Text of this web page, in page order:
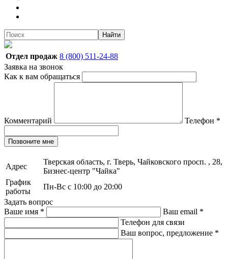
Найти
Отдел продаж 8 (800) 511-24-88
Заявка на звонок
Как к вам обращаться
Комментарий Телефон *
Позвоните мне
Адрес
Тверская область, г. Тверь, Чайковского просп. , 28,
Бизнес-центр "Чайка"
График
работы
Пн-Вс с 10:00 до 20:00
Задать вопрос
Ваше имя * Ваш email *
Телефон для связи
Ваш вопрос, предложение *